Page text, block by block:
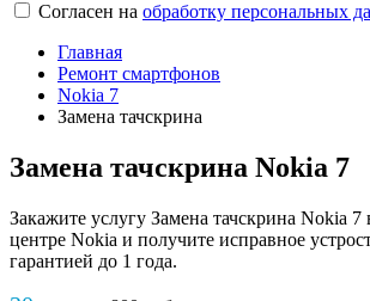
Согласен на обработку персональных
Главная
Ремонт смартфонов
Nokia 7
Замена тачскрина
Замена тачскрина Nokia 7
Закажите услугу Замена тачскрина Nokia 7
центре Nokia и получите исправное
гарантией до 1 года.